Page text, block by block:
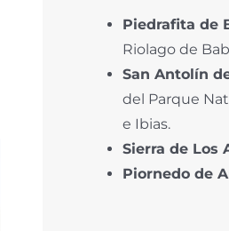
Piedrafita de
Riolago de
San Antolín
del Parque
e Ibias.
Sierra de Los
Piornedo de